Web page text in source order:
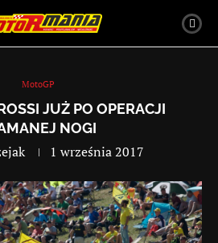
MotoGP
JUŻ PO OPERACJI
NOGI
1 września 2017